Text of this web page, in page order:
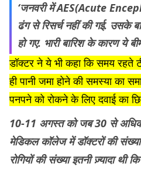
‘जनवरी में AES(Acute
ढंग से रिसर्च नहीं की गई. उसके
हो गए. भारी बारिश के कारण ये
डॉक्टर ने ये भी कहा कि समय रहते
ही पानी जमा होने की समस्या का
पनपने को रोकने के लिए दवाई का
10-11 अगस्त को जब 30 से अधिक
मेडिकल कॉलेज में डॉक्टरों की
रोगियों की संख्या इतनी ज़्यादा थी